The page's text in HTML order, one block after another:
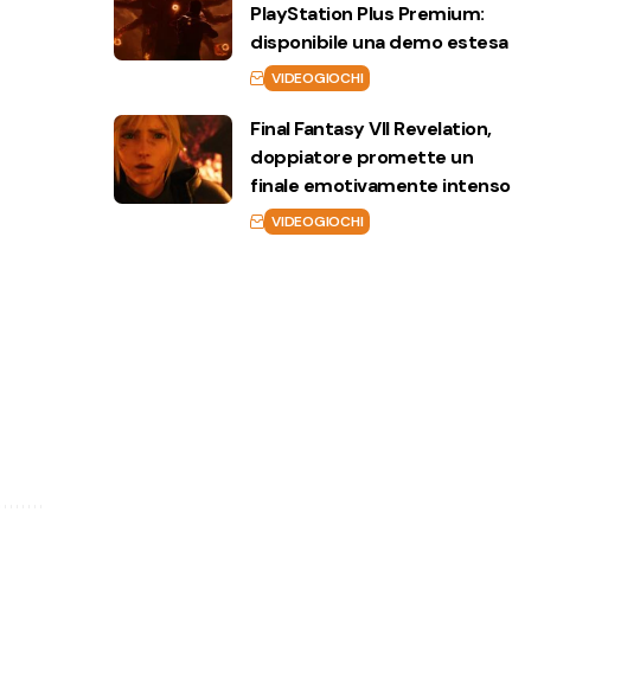
PlayStation Plus Premium:
disponibile una demo estesa
VIDEOGIOCHI
Final Fantasy VII Revelation,
doppiatore promette un
finale emotivamente intenso
VIDEOGIOCHI